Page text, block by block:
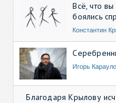
Всё, что
боялись
Константин
Игорь
Благодаря Крылову